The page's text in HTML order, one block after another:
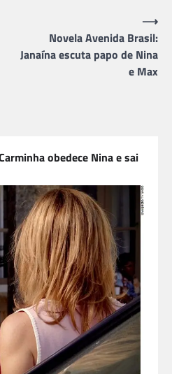
Novela Avenida Brasil:
Janaína escuta papo de Nina
e Max
⟶
obedece Nina e sai